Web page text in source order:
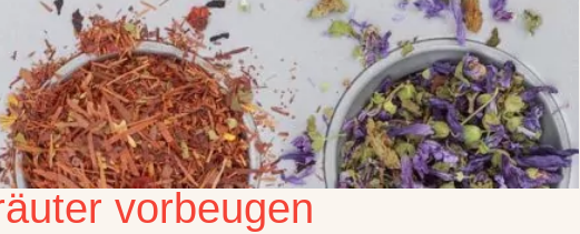
vorbeugen